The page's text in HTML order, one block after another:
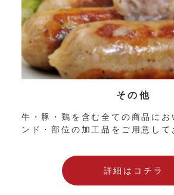
その他
牛・豚・鶏を含む全ての商品にお
ンド・部位の加工品をご用意して
詳細はコチラ